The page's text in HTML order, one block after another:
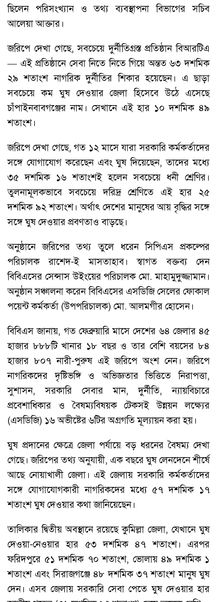
ছিলেন পরিসংখ্যান ও তথ্য ব্যবস্থাপনা বিভাগের সচিব
আলেয়া আক্তার।
জরিপে দেখা গেছে, সবচেয়ে দুর্নীতিগ্রস্ত প্রতিষ্ঠান বিআরটিএ
— এই প্রতিষ্ঠানে সেবা নিতে নিতে গিয়ে অন্তত ৬৩ দশমিক
২৯ শতাংশ নাগরিক দুর্নীতির শিকার হয়েছেন। এ ছাড়া
সবচেয়ে কম ঘুষ দেওয়ার জেলা হিসেবে উঠে এসেছে
চাঁপাইনবাবগঞ্জের নাম। সেখানে এই হার ১০ দশমিক ৪৯
শতাংশ।
জরিপে দেখা গেছে, গত ১২ মাসে যারা সরকারি কর্মকর্তাদের
সঙ্গে যোগাযোগ করেছেন এবং ঘুষ দিয়েছেন, তাদের মধ্যে
৩৫ দশমিক ১৬ শতাংশই হলেন সবচেয়ে ধনী শ্রেণির।
তুলনামূলকভাবে সবচেয়ে দরিদ্র শ্রেণিতে এই হার ২৫
দশমিক ৯২ শতাংশ। অর্থাৎ দেশের মানুষের আয় বৃদ্ধির সঙ্গে
সঙ্গে ঘুষ দেওয়ার প্রবণতাও বাড়ছে।
অনুষ্ঠানে জরিপের তথ্য তুলে ধরেন সিপিএস প্রকল্পের
পরিচালক রাশেদ-ই মাসতাহাব। স্বাগত বক্তব্য দেন
বিবিএসের সেন্সাস উইংয়ের পরিচালক মো. মাহামুদুজ্জামান।
অনুষ্ঠান সঞ্চালনা করেন বিবিএসের এসডিজি সেলের ফোকাল
পয়েন্ট কর্মকর্তা (উপপরিচালক) মো. আলমগীর হোসেন।
বিবিএস জানায়, গত ফেব্রুয়ারি মাসে দেশের ৬৪ জেলার ৪৫
হাজার ৮৮৮টি খানার ১৮ বছর ও তার বেশি বয়সের ৮৪
হাজার ৮০৭ নারী-পুরুষ এই জরিপে অংশ নেন। জরিপে
নাগরিকদের দৃষ্টিভঙ্গি ও অভিজ্ঞতার ভিত্তিতে নিরাপত্তা,
সুশাসন, সরকারি সেবার মান, দুর্নীতি, ন্যায়বিচারে
প্রবেশাধিকার ও বৈষম্যবিষয়ক টেকসই উন্নয়ন লক্ষ্যের
(এসডিজি) ১৬ অভীষ্টের ৬টির অগ্রগতি মূল্যায়ন করা হয়।
ঘুষ প্রদানের ক্ষেত্রে জেলা পর্যায়ে বড় ধরনের বৈষম্য দেখা
গেছে। জরিপের তথ্য অনুযায়ী, এক বছরে ঘুষ লেনদেনে শীর্ষে
আছে নোয়াখালী জেলা। এই জেলায় সরকারি কর্মকর্তাদের
সঙ্গে যোগাযোগকারী নাগরিকদের মধ্যে ৫৭ দশমিক ১৭
শতাংশ ঘুষ দেওয়ার কথা জানিয়েছেন।
তালিকার দ্বিতীয় অবস্থানে রয়েছে কুমিল্লা জেলা, যেখানে ঘুষ
দেওয়া-নেওয়ার হার ৫৩ দশমিক ৪৭ শতাংশ। এরপর
ফরিদপুরে ৫১ দশমিক ৭০ শতাংশ, ভোলায় ৪৯ দশমিক ১
শতাংশ এবং সিরাজগঞ্জে ৪৮ দশমিক ৩৭ শতাংশ মানুষ ঘুষ
দেন। এসব জেলায় সরকারি সেবা পেতে ঘুষ দেওয়ার হার